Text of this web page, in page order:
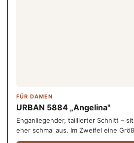
FÜR DAMEN
URBAN 5884 „Angelina"
Enganliegender, taillierter Schnitt –
eher schmal aus. Im Zweifel eine